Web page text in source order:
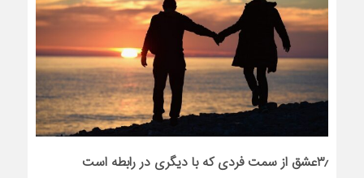
۳٫عشق از سمت فردی که با دیگری در رابطه است